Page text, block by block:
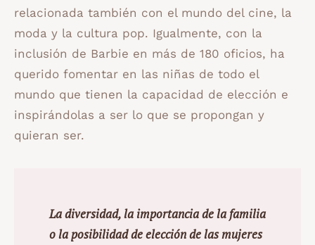
relacionada también con el mundo del cine, la
moda y la cultura pop. Igualmente, con la
inclusión de Barbie en más de 180 oficios, ha
querido fomentar en las niñas de todo el
mundo que tienen la capacidad de elección e
inspirándolas a ser lo que se propongan y
quieran ser.
La diversidad, la importancia de la familia
o la posibilidad de elección de las mujeres